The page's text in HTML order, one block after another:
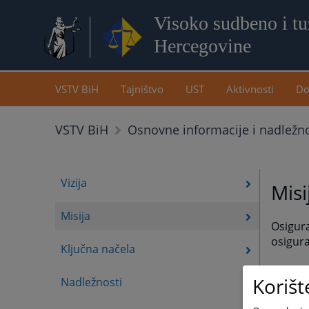
Visoko sudbeno i
Hercegovine
VSTV BiH Tajništvo UST Aktivnosti
VSTV BiH Osnovne informacije i
Vizija
Misija
Ključna načela
Nadležnosti